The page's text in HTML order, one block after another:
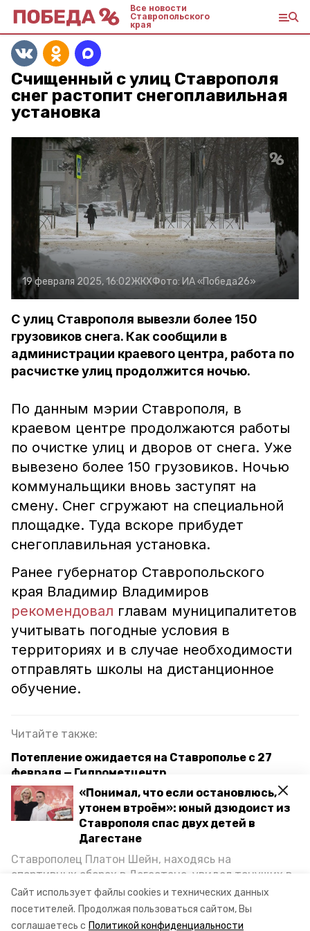
Сайт использует файлы cookies и технических данных
посетителей. Продолжая пользоваться сайтом, Вы
соглашаетесь с Политикой конфиденциальности
«Понимал, что если остановлюсь,
утонем втроём»: юный дзюдоист из
Ставрополя спас двух детей в
Дагестане
Ставрополец Платон Шейн, находясь на
спортивных сборах в Дегестане, увидел тонущих в
Каспийском море детей и бросился на помощь. По
возвращении домой, отважного мальчика
пригласили в министерство образования края и
Все новости
Ставропольского
края
Счищенный с улиц Ставрополя
снег растопит снегоплавильная
установка
19 февраля 2025, 16:02ЖКХФото:ИА «Победа26»
С улиц Ставрополя вывезли более 150
грузовиков снега. Как сообщили в
администрации краевого центра, работа по
расчистке улиц продолжится ночью.
По данным мэрии Ставрополя, в
краевом центре продолжаются работы
по очистке улиц и дворов от снега. Уже
вывезено более 150 грузовиков. Ночью
коммунальщики вновь заступят на
смену. Снег сгружают на специальной
площадке. Туда вскоре прибудет
снегоплавильная установка.
Ранее губернатор Ставропольского
края Владимир Владимиров
рекомендовал главам муниципалитетов
учитывать погодные условия в
территориях и в случае необходимости
отправлять школы на дистанционное
обучение.
Читайте также:
Потепление ожидается на Ставрополье с 27
февраля — Гидрометцентр
Автомобилистов Ставрополья призывают
воздержаться от поездок из-за снегопада
Почти 60% от месячной нормы осадков выпало в
Ставрополе
ставрополь